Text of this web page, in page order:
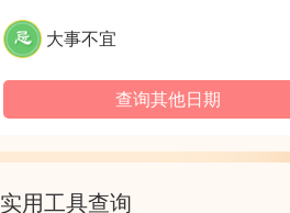
大事不宜
查询其他日期
实用工具查询